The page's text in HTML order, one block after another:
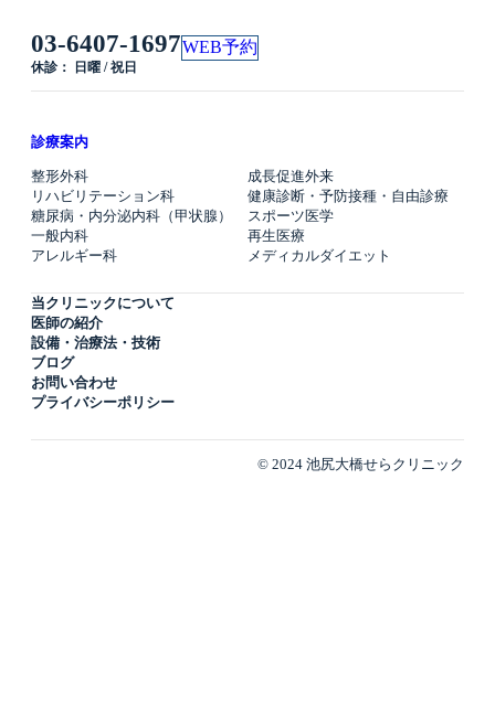
03-6407-1697
休診： 日曜 / 祝日
WEB予約
診療案内
整形外科
リハビリテーション科
糖尿病・内分泌内科（甲状腺）
一般内科
アレルギー科
成長促進外来
健康診断・予防接種・自由診療
スポーツ医学
再生医療
メディカルダイエット
当クリニックについて
医師の紹介
設備・治療法・技術
ブログ
お問い合わせ
プライバシーポリシー
© 2024 池尻大橋せらクリニック